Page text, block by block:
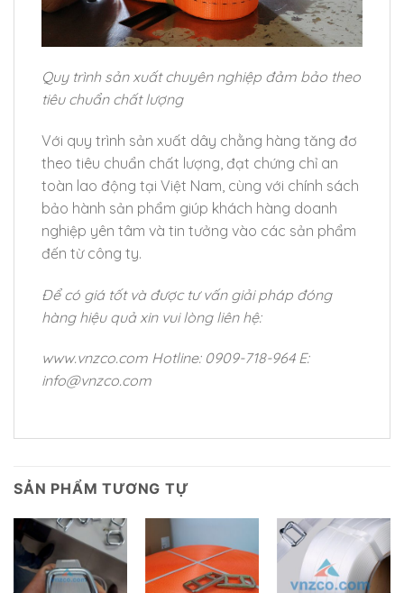
Quy trình sản xuất chuyên nghiệp đảm bảo theo
tiêu chuẩn chất lượng
Với quy trình sản xuất dây chằng hàng tăng đơ
theo tiêu chuẩn chất lượng, đạt chứng chỉ an
toàn lao động tại Việt Nam, cùng với chính sách
bảo hành sản phẩm giúp khách hàng doanh
nghiệp yên tâm và tin tưởng vào các sản phẩm
đến từ công ty.
Để có giá tốt và được tư vấn giải pháp đóng
hàng hiệu quả xin vui lòng liên hệ:
www.vnzco.com Hotline: 0909-718-964 E:
info@vnzco.com
SẢN PHẨM TƯƠNG TỰ